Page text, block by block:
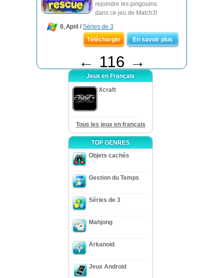
rejoindre les pingouins
dans ce jeu de Match3!
6, April /Séries de 3
Télécharger
En savoir plus
← 116 →
Jeux en Français
Xcraft
Tous les jeux en français
TOP GENRES
Objets cachés
Gestion du Temps
Séries de 3
Mahjong
Arkanoid
Jeux Android